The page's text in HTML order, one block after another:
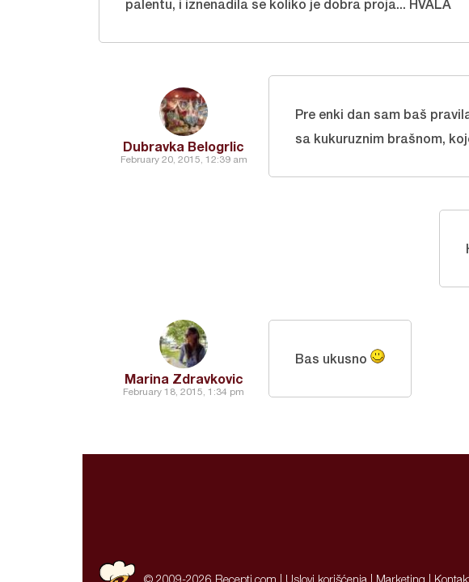
palentu, i iznenadila se koliko je dobra proja... HVALA
Dubravka Belogrlic
February 20, 2015, 12:39 am
Pre enki dan sam baš
sa kukuruznim brašnom,
Marina Zdravkovic
February 18, 2015, 1:34 pm
Bas ukusno
© 2009-2026 Recepti.com | Uslovi korišćenja Marketing